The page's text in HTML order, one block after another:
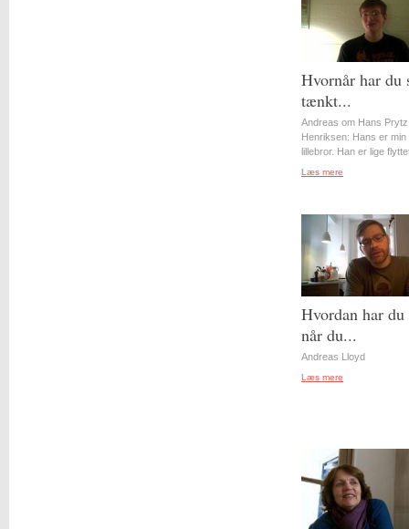
Hvornår har du
tænkt...
Andreas om Hans Prytz
Henriksen: Hans er min
lillebror. Han er lige
Læs mere
Hvordan har du
når du...
Andreas Lloyd
Læs mere